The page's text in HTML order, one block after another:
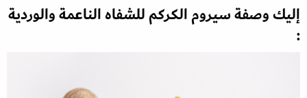
إليك وصفة سيروم الكركم للشفاه الناعمة والوردية
: